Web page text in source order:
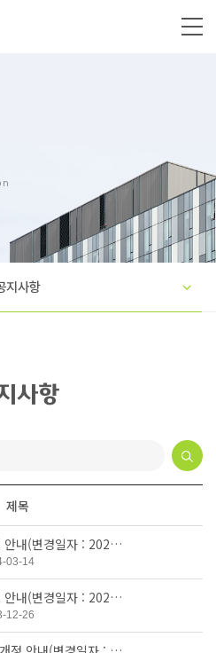
지사항
사항
제목
안내(변경일자 : 202…
03-14
안내(변경일자 : 202…
12-26